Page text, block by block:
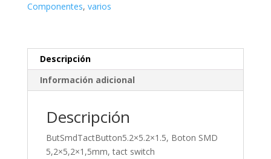
cantidad
Componentes, varios
Descripción
Información adicional
Descripción
ButSmdTactButton5.2×5.2×1.5, Boton SMD
5,2×5,2×1,5mm, tact switch